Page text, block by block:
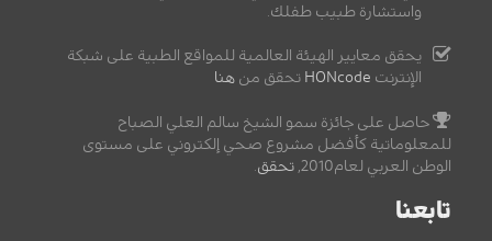
واستشارة طبيب طفلك.
يحقق معايير الهيئة العالمية للمواقع الطبية على شبكة
الإنترنت HONcode تحقق من هنا
حاصل على جائزة سمو الشيخ سالم العلي الصباح
للمعلوماتية كأفضل مشروع صحي إلكتروني على مستوى
الوطن العربي لعام2010,
تحقق.
تابعنا